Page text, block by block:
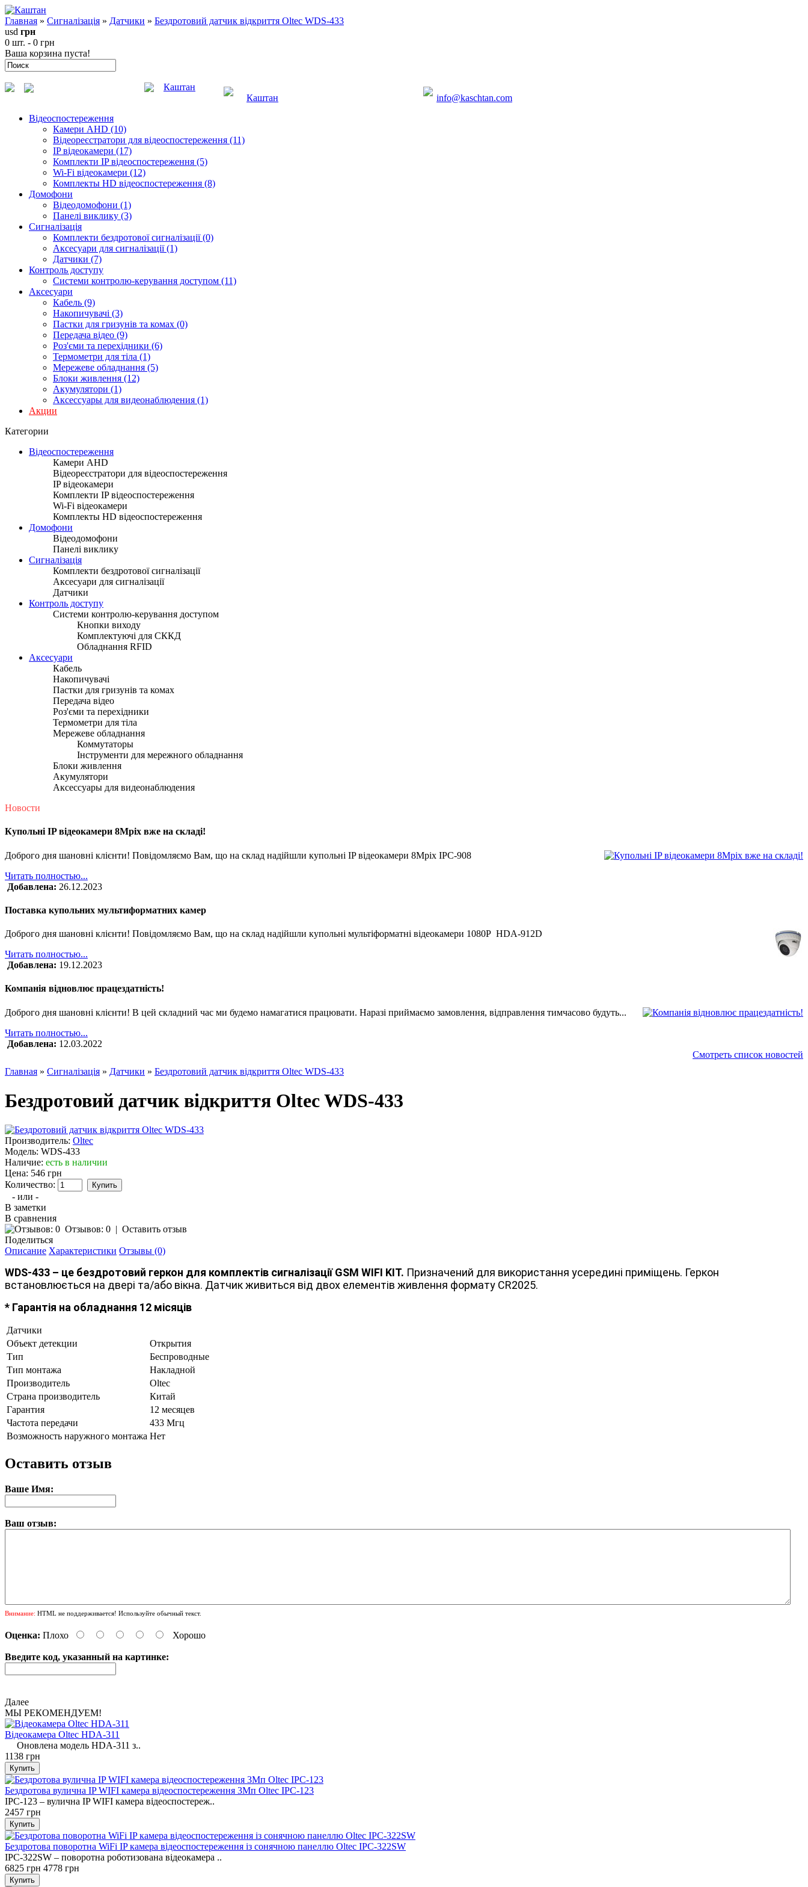
Главная » Сигналізація » Датчики » Бездротовий датчик відкриття Oltec WDS-433
usd грн
0 шт. - 0 грн
Ваша корзина пуста!
Каштан
Каштан
info@kaschtan.com
Відеоспостереження
Камери AHD (10)
Відеореєстратори для відеоспостереження (11)
IP відеокамери (17)
Комплекти IP відеоспостереження (5)
Wi-Fi відеокамери (12)
Комплекты HD відеоспостереження (8)
Домофони
Відеодомофони (1)
Панелі виклику (3)
Сигналізація
Комплекти бездротової сигналізації (0)
Аксесуари для сигналізації (1)
Датчики (7)
Контроль доступу
Системи контролю-керування доступом (11)
Аксесуари
Кабель (9)
Накопичувачі (3)
Пастки для гризунів та комах (0)
Передача відео (9)
Роз'єми та перехідники (6)
Термометри для тіла (1)
Мережеве обладнання (5)
Блоки живлення (12)
Акумулятори (1)
Аксессуары для видеонаблюдения (1)
Акции
Категории
Відеоспостереження
Камери AHD
Відеореєстратори для відеоспостереження
IP відеокамери
Комплекти IP відеоспостереження
Wi-Fi відеокамери
Комплекты HD відеоспостереження
Домофони
Відеодомофони
Панелі виклику
Сигналізація
Комплекти бездротової сигналізації
Аксесуари для сигналізації
Датчики
Контроль доступу
Системи контролю-керування доступом
Кнопки виходу
Комплектуючі для СККД
Обладнання RFID
Аксесуари
Кабель
Накопичувачі
Пастки для гризунів та комах
Передача відео
Роз'єми та перехідники
Термометри для тіла
Мережеве обладнання
Коммутаторы
Інструменти для мережного обладнання
Блоки живлення
Акумулятори
Аксессуары для видеонаблюдения
Новости
Купольні IP відеокамери 8Mpix вже на складі!
Доброго дня шановні клієнти! Повідомляємо Вам, що на склад надійшли купольні IP відеокамери 8Mpix IPC-908
Читать полностью...
Добавлена: 26.12.2023
Поставка купольних мультиформатних камер
Доброго дня шановні клієнти! Повідомляємо Вам, що на склад надійшли купольні мультіформатні відеокамери 1080P HDA-912D
Читать полностью...
Добавлена: 19.12.2023
Компанія відновлює працездатність!
Доброго дня шановні клієнти! В цей складний час ми будемо намагатися працювати. Наразі приймаємо замовлення, відправлення тимчасово будуть...
Читать полностью...
Добавлена: 12.03.2022
Смотреть список новостей
Главная » Сигналізація » Датчики » Бездротовий датчик відкриття Oltec WDS-433
Бездротовий датчик відкриття Oltec WDS-433
Производитель: Oltec
Модель: WDS-433
Наличие: есть в наличии
Цена: 546 грн
Количество:
- или -
В заметки
В сравнения
Отзывов: 0
Оставить отзыв
Поделиться
Описание Характеристики Отзывы (0)
WDS-433 – це бездротовий геркон для комплектів сигналізації GSM WIFI KIT. Призначений для використання усередині приміщень. Геркон
встановлюється на двері та/або вікна. Датчик живиться від двох елементів живлення формату CR2025.
* Гарантія на обладнання 12 місяців
Датчики
Объект детекции
Открытия
Тип
Беспроводные
Тип монтажа
Накладной
Производитель
Oltec
Страна производитель
Китай
Гарантия
12 месяцев
Частота передачи
433 Мгц
Возможность наружного монтажа Нет
Оставить отзыв
Ваше Имя:
Ваш отзыв:
Внимание: HTML не поддерживается! Используйте обычный текст.
Оценка: Плохо Хорошо
Введите код, указанный на картинке:
Далее
МЫ РЕКОМЕНДУЕМ!
Відеокамера Oltec HDA-311
Оновлена ​​модель HDA-311 з..
1138 грн
Бездротова вулична IP WIFI камера відеоспостереження 3Мп Oltec IPC-123
IPC-123 – вулична IP WIFI камера відеоспостереж..
2457 грн
Бездротова поворотна WiFi IP камера відеоспостереження із сонячною панеллю Oltec IPC-322SW
IPC-322SW – поворотна роботизована відеокамера ..
6825 грн 4778 грн